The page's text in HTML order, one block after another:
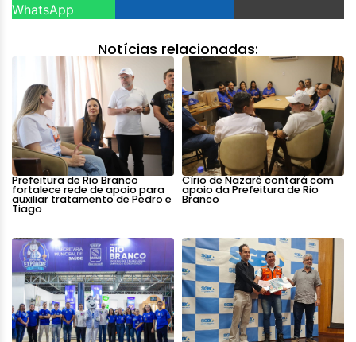
WhatsApp
Notícias relacionadas:
Prefeitura de Rio Branco
fortalece rede de apoio para
auxiliar tratamento de Pedro e
Tiago
Círio de Nazaré contará com
apoio da Prefeitura de Rio
Branco